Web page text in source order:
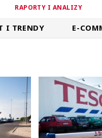
RAPORTY I ANALIZY
I TRENDY E-